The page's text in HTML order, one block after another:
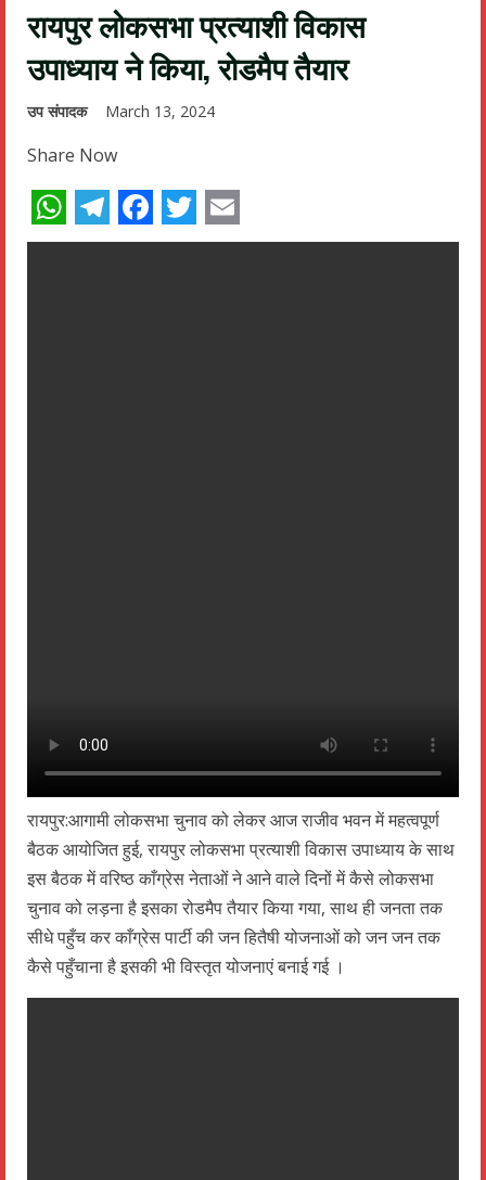
रायपुर लोकसभा प्रत्याशी विकास
उपाध्याय ने किया, रोडमैप तैयार
उप संपादक March 13, 2024
Share Now
WhatsApp
Telegram
Facebook
Twitter
Email
रायपुर:आगामी लोकसभा चुनाव को लेकर आज राजीव भवन में महत्वपूर्ण
बैठक आयोजित हुई, रायपुर लोकसभा प्रत्याशी विकास उपाध्याय के साथ
इस बैठक में वरिष्ठ काँग्रेस नेताओं ने आने वाले दिनों में कैसे लोकसभा
चुनाव को लड़ना है इसका रोडमैप तैयार किया गया, साथ ही जनता तक
सीधे पहुँच कर काँग्रेस पार्टी की जन हितैषी योजनाओं को जन जन तक
कैसे पहुँचाना है इसकी भी विस्तृत योजनाएं बनाई गई ।